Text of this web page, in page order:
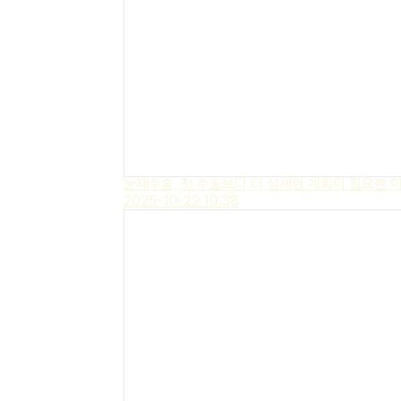
눈재수술, 첫 수술보다 더 섬세한 계획이 필요한
2025-10-22 10:38